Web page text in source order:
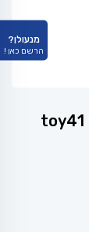
מנעולן?
הרשם כאן !